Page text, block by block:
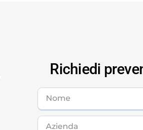
Richiedi